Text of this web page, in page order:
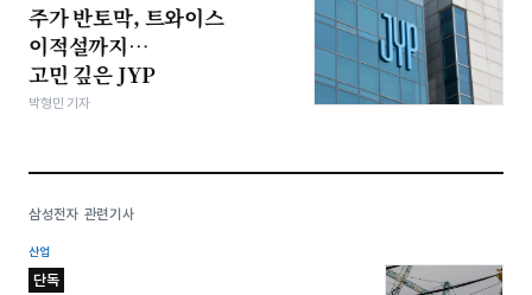
주가 반토막, 트와이스
이적설까지…
고민 깊은 JYP
박형민 기자
삼성전자 관련기사
산업
단독